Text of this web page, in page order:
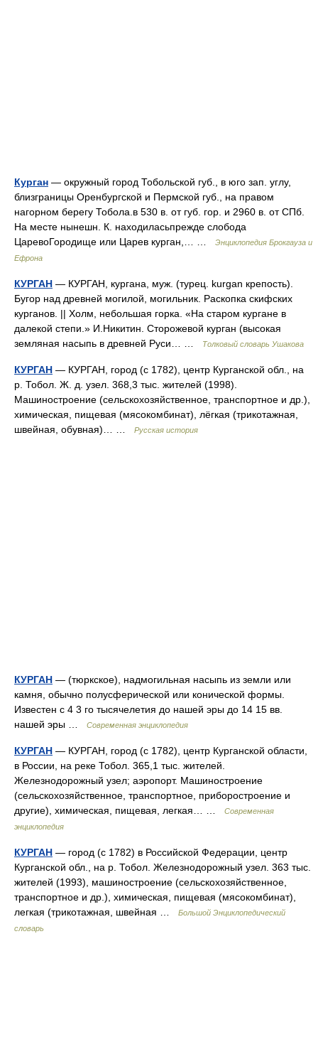
Курган — окружный город Тобольской губ., в юго зап. углу,
близграницы Оренбургской и Пермской губ., на правом
нагорном берегу Тобола.в 530 в. от губ. гор. и 2960 в. от СПб.
На месте нынешн. К. находиласьпрежде слобода
ЦаревоГородище или Царев курган,… …
Энциклопедия Брокгауза и
Ефрона
КУРГАН — КУРГАН, кургана, муж. (турец. kurgan крепость).
Бугор над древней могилой, могильник. Раскопка скифских
курганов. || Холм, небольшая горка. «На старом кургане в
далекой степи.» И.Никитин. Сторожевой курган (высокая
земляная насыпь в древней Руси… …
Толковый словарь Ушакова
КУРГАН — КУРГАН, город (с 1782), центр Курганской обл., на
р. Тобол. Ж. д. узел. 368,3 тыс. жителей (1998).
Машиностроение (сельскохозяйственное, транспортное и др.),
химическая, пищевая (мясокомбинат), лёгкая (трикотажная,
швейная, обувная)… …
Русская история
КУРГАН — (тюркское), надмогильная насыпь из земли или
камня, обычно полусферической или конической формы.
Известен с 4 3 го тысячелетия до нашей эры до 14 15 вв.
нашей эры …
Современная энциклопедия
КУРГАН — КУРГАН, город (с 1782), центр Курганской области,
в России, на реке Тобол. 365,1 тыс. жителей.
Железнодорожный узел; аэропорт. Машиностроение
(сельскохозяйственное, транспортное, приборостроение и
другие), химическая, пищевая, легкая… …
Современная
энциклопедия
КУРГАН — город (с 1782) в Российской Федерации, центр
Курганской обл., на р. Тобол. Железнодорожный узел. 363 тыс.
жителей (1993), машиностроение (сельскохозяйственное,
транспортное и др.), химическая, пищевая (мясокомбинат),
легкая (трикотажная, швейная …
Большой Энциклопедический
словарь